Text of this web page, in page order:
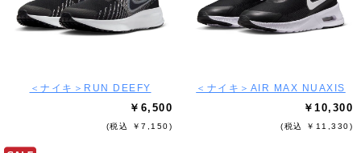
＜ナイキ＞RUN DEEFY
￥6,500
(税込 ￥7,150)
＜ナイキ＞AIR MAX NUAXIS
￥10,300
(税込 ￥11,330)